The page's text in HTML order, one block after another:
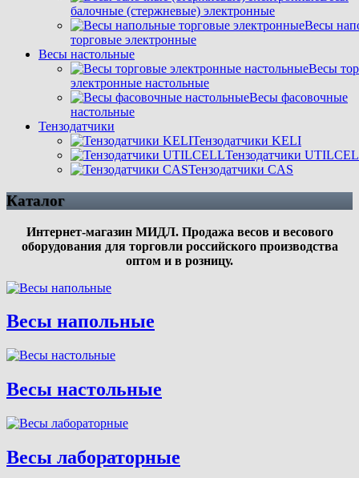
балочные (стержневые) электронные
Весы
торговые электронные
Весы настольные
Весы
электронные настольные
Весы фасовочные
настольные
Тензодатчики
Тензодатчики KELI
Тензодатчики
Тензодатчики СAS
Каталог
Интернет-магазин МИДЛ. Продажа весов и весового
оборудования для торговли российского производства
оптом и в розницу.
Весы напольные
Весы настольные
Весы лабораторные